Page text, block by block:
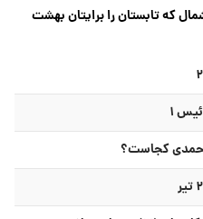
که تابستان را برایتان بهشت
کجاست؟